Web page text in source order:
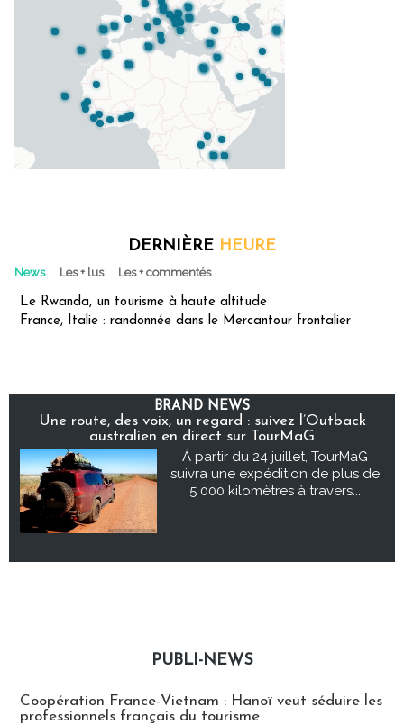
DERNIÈRE HEURE
News Les + lus Les + commentés
Le Rwanda, un tourisme à haute altitude
France, Italie : randonnée dans le Mercantour frontalier
BRAND NEWS
Une route, des voix, un regard : suivez l’Outback
australien en direct sur TourMaG
À partir du 24 juillet, TourMaG
suivra une expédition de plus de
5 000 kilomètres à travers...
PUBLI-NEWS
Coopération France-Vietnam : Hanoï veut séduire les
professionnels français du tourisme